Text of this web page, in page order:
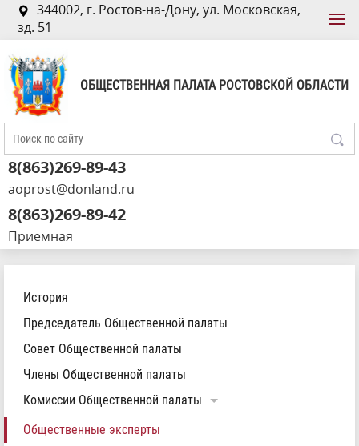
344002, г. Ростов-на-Дону, ул. Московская,
зд. 51
ОБЩЕСТВЕННАЯ ПАЛАТА РОСТОВСКОЙ ОБЛАСТИ
8(863)269-89-43
aoprost@donland.ru
8(863)269-89-42
Приемная
История
Председатель Общественной палаты
Совет Общественной палаты
Члены Общественной палаты
Комиссии Общественной палаты
Общественные эксперты